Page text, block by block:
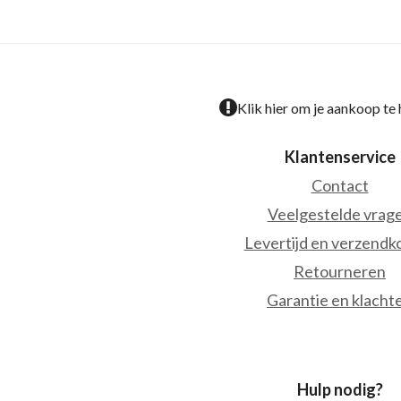
Klik hier om je aankoop te
Klantenservice
Contact
Veelgestelde
Levertijd en
Retourneren
Garantie en
Hulp nodig?